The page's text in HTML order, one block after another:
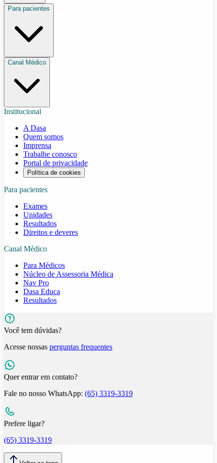
Para pacientes
Canal Médico
Institucional
A Dasa
Quem somos
Imprensa
Trabalhe conosco
Portal de privacidade
Política de cookies
Para pacientes
Exames
Unidades
Resultados
Direitos e deveres
Canal Médico
Para Médicos
Núcleo de Assessoria Médica
Nav Pro
Dasa Educa
Resultados
Você tem dúvidas?
Acesse nossas perguntas frequentes
Quer entrar em contato?
Fale no nosso WhatsApp: (65) 3319-3319
Prefere ligar?
(65) 3319-3319